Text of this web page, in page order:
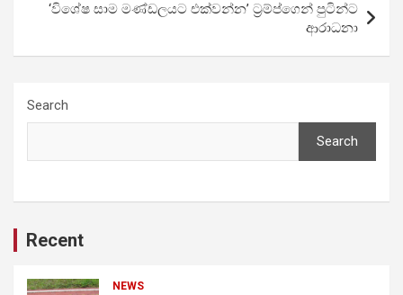
‘විශේෂ සාම මණ්ඩලයට එක්වන්න’ ට්‍රම්ප්ගෙන් පුටින්ට
ආරාධනා
Search
Search
Recent
NEWS